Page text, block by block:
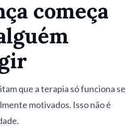
começa
que a terapia só funciona se
motivados. Isso não é